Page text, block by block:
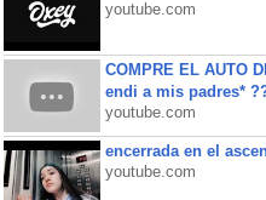
youtube.com
COMPRE EL AUTO
endi a mis padres*
youtube.com
encerrada en el
youtube.com